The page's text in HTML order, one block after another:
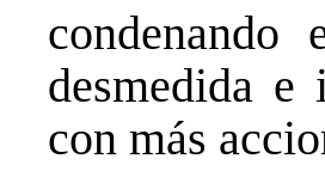
condenando
desmedida
con más